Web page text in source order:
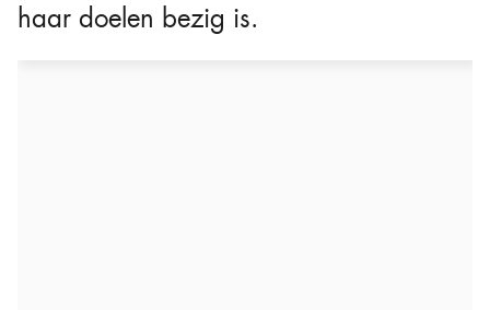
haar doelen bezig is.